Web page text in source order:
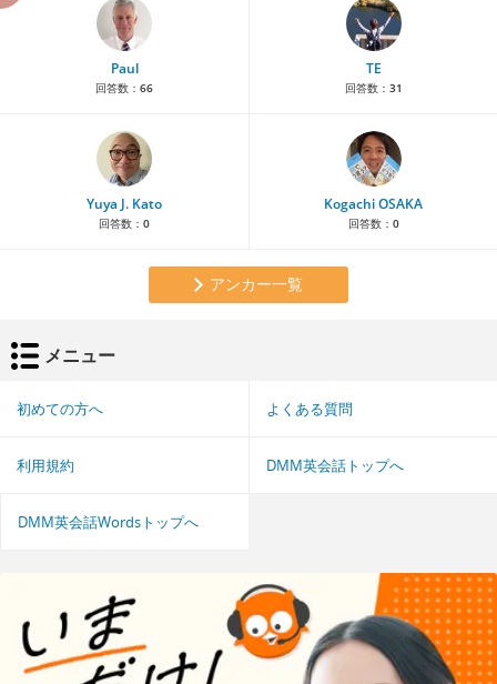
Paul
回答数： 66
TE
回答数： 31
Yuya J. Kato
回答数： 0
Kogachi OSAKA
回答数： 0
アンカー一覧
メニュー
初めての方へ よくある質問
利用規約 DMM英会話トップへ
DMM英会話Wordsトップへ